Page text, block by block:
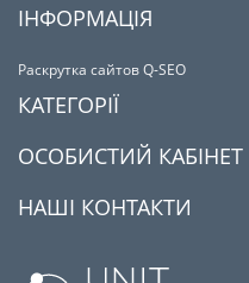
ІНФОРМАЦІЯ
Раскрутка сайтов Q-SEO
КАТЕГОРІЇ
ОСОБИСТИЙ КАБІНЕТ
НАШІ КОНТАКТИ